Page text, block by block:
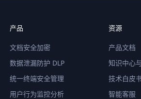
产品
文档安全加密
数据泄漏防护 DLP
统一终端安全管理
用户行为监控分析
资源
产品文档
知识中心
技术白皮
智能客服